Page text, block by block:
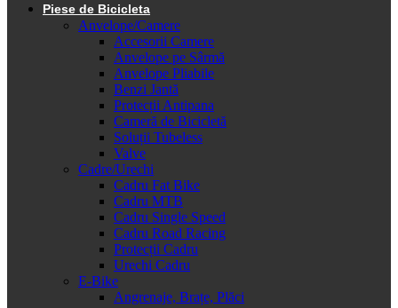
Piese de Bicicleta
Anvelope/Camere
Accesorii Camere
Anvelope pe Sârmă
Anvelope Pliabile
Benzi Jantă
Protecții Antipana
Cameră de Bicicletă
Soluții Tubeless
Valve
Cadre/Urechi
Cadru Fat Bike
Cadru MTB
Cadru Single Speed
Cadru Road Racing
Protecții Cadru
Urechi Cadru
E-Bike
Angrenaje, Brațe, Plăci